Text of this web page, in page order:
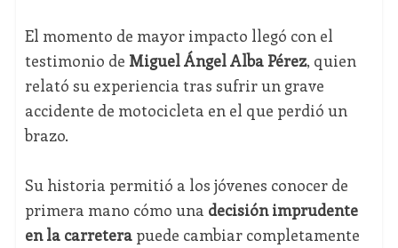
El momento de mayor impacto llegó con el
testimonio de Miguel Ángel Alba Pérez, quien
relató su experiencia tras sufrir un grave
accidente de motocicleta en el que perdió un
brazo.
Su historia permitió a los jóvenes conocer de
primera mano cómo una decisión imprudente
en la carreterapuede cambiar completamente